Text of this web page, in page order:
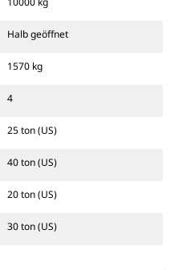
Halb geöffnet
1570 kg
4
25 ton (US)
40 ton (US)
20 ton (US)
30 ton (US)